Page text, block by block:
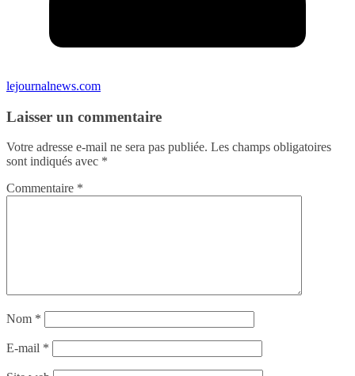
lejournalnews.com
Laisser un commentaire
Votre adresse e-mail ne sera pas publiée. Les champs obligatoires
sont indiqués avec *
Commentaire *
Nom *
E-mail *